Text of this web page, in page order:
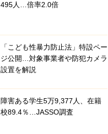
495人…倍率2.0倍
「こども性暴力防止法」特設ペー
ジ公開…対象事業者や防犯カメラ
設置を解説
障害ある学生5万9,377人、在籍
校89.4％…JASSO調査